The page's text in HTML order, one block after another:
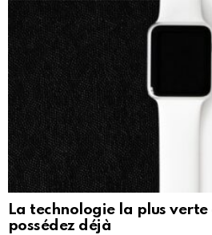
La technologie la plus verte
possédez déjà